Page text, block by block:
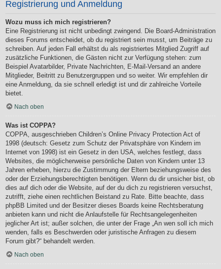
Registrierung und Anmeldung
Wozu muss ich mich registrieren?
Eine Registrierung ist nicht unbedingt zwingend. Die Board-Administration
dieses Forums entscheidet, ob du registriert sein musst, um Beiträge zu
schreiben. Auf jeden Fall erhältst du als registriertes Mitglied Zugriff auf
zusätzliche Funktionen, die Gästen nicht zur Verfügung stehen: zum
Beispiel Avatarbilder, Private Nachrichten, E-Mail-Versand an andere
Mitglieder, Beitritt zu Benutzergruppen und so weiter. Wir empfehlen dir
eine Anmeldung, da sie schnell erledigt ist und dir zahlreiche Vorteile
bietet.
Nach oben
Was ist COPPA?
COPPA, ausgeschrieben Children’s Online Privacy Protection Act of
1998 (deutsch: Gesetz zum Schutz der Privatsphäre von Kindern im
Internet von 1998) ist ein Gesetz in den USA, welches festlegt, dass
Websites, die möglicherweise persönliche Daten von Kindern unter 13
Jahren erheben, hierzu die Zustimmung der Eltern beziehungsweise des
oder der Erziehungsberechtigten benötigen. Wenn du dir unsicher bist, ob
dies auf dich oder die Website, auf der du dich zu registrieren versuchst,
zutrifft, ziehe einen rechtlichen Beistand zu Rate. Bitte beachte, dass
phpBB Limited und der Besitzer dieses Boards keine Rechtsberatung
anbieten kann und nicht die Anlaufstelle für Rechtsangelegenheiten
jeglicher Art ist; außer solchen, die unter der Frage „An wen soll ich mich
wenden, falls es Beschwerden oder juristische Anfragen zu diesem
Forum gibt?“ behandelt werden.
Nach oben